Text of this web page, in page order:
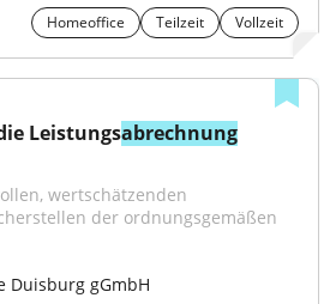
Homeoffice Teilzeit Vollzeit
Leistungsabrechnung
wertschätzenden
Duisburg gGmbH